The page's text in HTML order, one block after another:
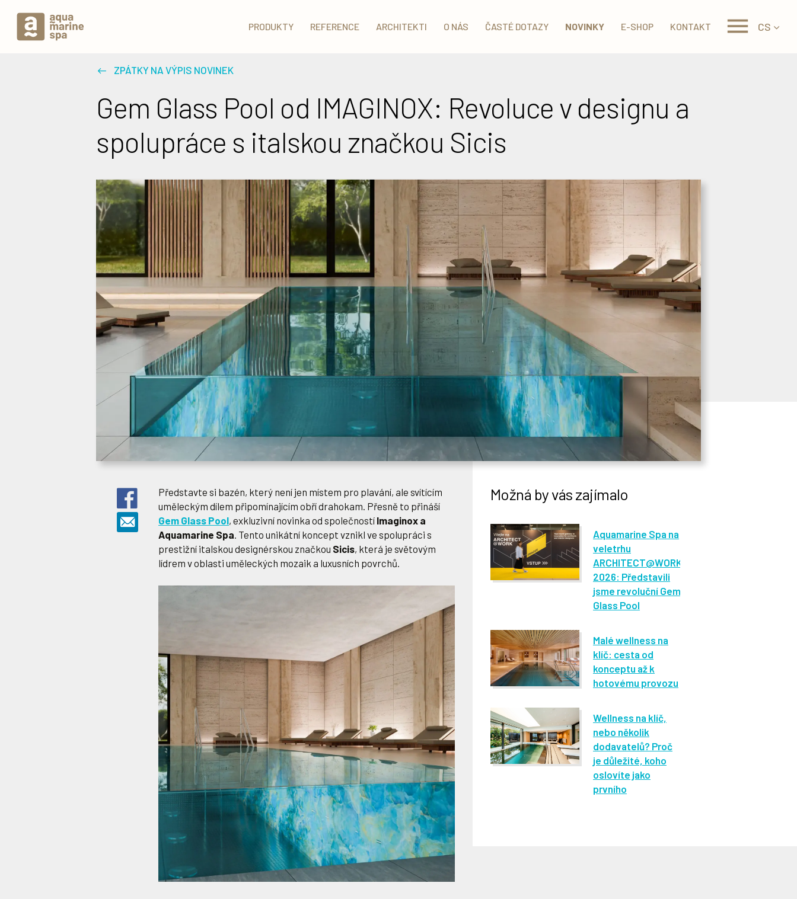
PRODUKTY REFERENCE ARCHITEKTI O NÁS ČASTÉ DOTAZY NOVINKY E-SHOP KONTAKT CS
ZPÁTKY NA VÝPIS NOVINEK
Gem Glass Pool od IMAGINOX: Revoluce v designu a
spolupráce s italskou značkou Sicis
Představte si bazén, který není jen místem pro plavání, ale svítícím
uměleckým dílem připomínajícím obří drahokam. Přesně to přináší
Gem Glass Pool, exkluzivní novinka od společností Imaginox a
Aquamarine Spa. Tento unikátní koncept vznikl ve spolupráci s
prestižní italskou designérskou značkou Sicis, která je světovým
lídrem v oblasti uměleckých mozaik a luxusních povrchů.
Možná by vás zajímalo
Aquamarine Spa na
veletrhu
ARCHITECT@WORK
2026: Představili
jsme revoluční Gem
Glass Pool
Malé wellness na
klíč: cesta od
konceptu až k
hotovému provozu
Wellness na klíč,
nebo několik
dodavatelů? Proč
je důležité, koho
oslovíte jako
prvního